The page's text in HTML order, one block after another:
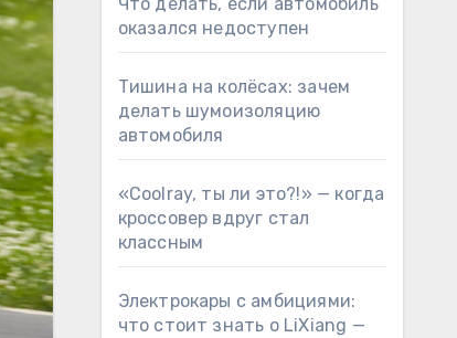
оказался недоступен
Тишина на колёсах: зачем
делать шумоизоляцию
автомобиля
«Coolray, ты ли это?!» — когда
кроссовер вдруг стал
классным
Электрокары с амбициями:
что стоит знать о LiXiang —